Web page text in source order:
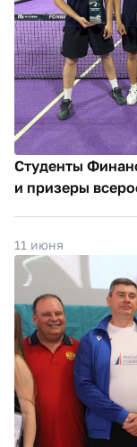
Студенты
и призеры
11 июня